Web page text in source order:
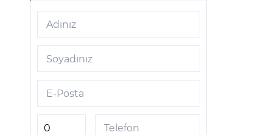
Adınız
Soyadınız
E-Posta
Telefon